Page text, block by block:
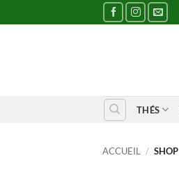
au
THÉS
ACCUEIL / SHOP